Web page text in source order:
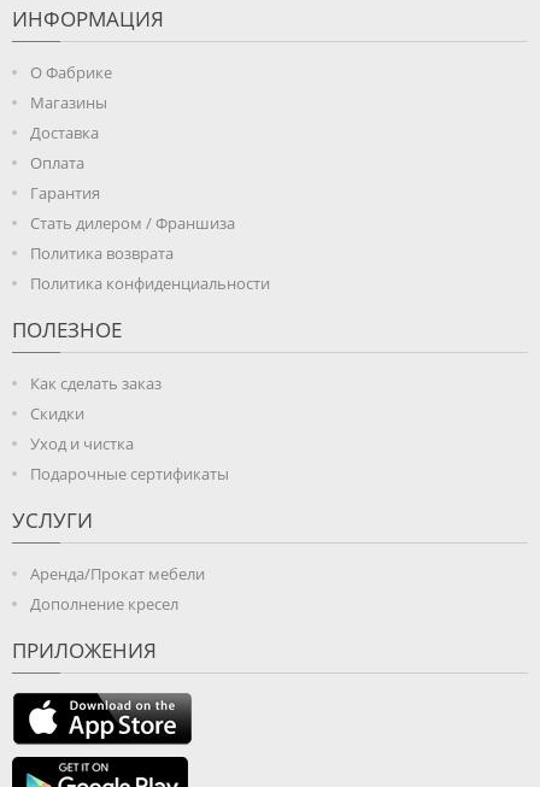
ИНФОРМАЦИЯ
О Фабрике
Магазины
Доставка
Оплата
Гарантия
Стать дилером / Франшиза
Политика возврата
Политика конфиденциальности
ПОЛЕЗНОЕ
Как сделать заказ
Скидки
Уход и чистка
Подарочные сертификаты
УСЛУГИ
Аренда/Прокат мебели
Дополнение кресел
ПРИЛОЖЕНИЯ